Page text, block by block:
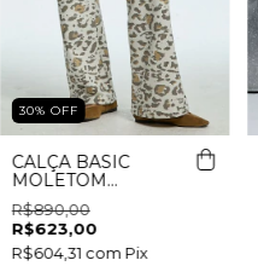
30% OFF
CALÇA BASIC
MOLETOM
ANIMAL PRINT
R$890,00
R$623,00
R$604,31 com Pix